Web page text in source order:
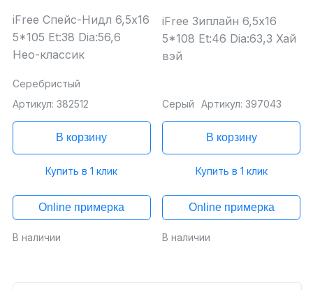
iFree Спейс-Нидл 6,5x16
5*105 Et:38 Dia:56,6
Нео-классик
Серебристый
Артикул: 382512
В корзину
Купить в 1 клик
Online примерка
В наличии
iFree Зиплайн 6,5x16
5*108 Et:46 Dia:63,3 Хай
вэй
Серый Артикул: 397043
В корзину
Купить в 1 клик
Online примерка
В наличии